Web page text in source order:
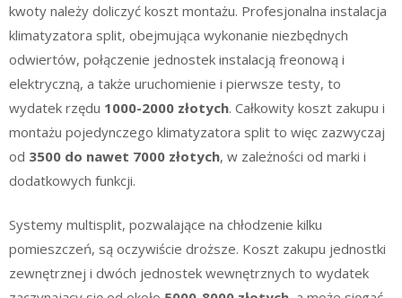
kwoty należy doliczyć koszt montażu. Profesjonalna instalacja
klimatyzatora split, obejmująca wykonanie niezbędnych
odwiertów, połączenie jednostek instalacją freonową i
elektryczną, a także uruchomienie i pierwsze testy, to
wydatek rzędu 1000-2000 złotych. Całkowity koszt zakupu i
montażu pojedynczego klimatyzatora split to więc zazwyczaj
od 3500 do nawet 7000 złotych, w zależności od marki i
dodatkowych funkcji.
Systemy multisplit, pozwalające na chłodzenie kilku
pomieszczeń, są oczywiście droższe. Koszt zakupu jednostki
zewnętrznej i dwóch jednostek wewnętrznych to wydatek